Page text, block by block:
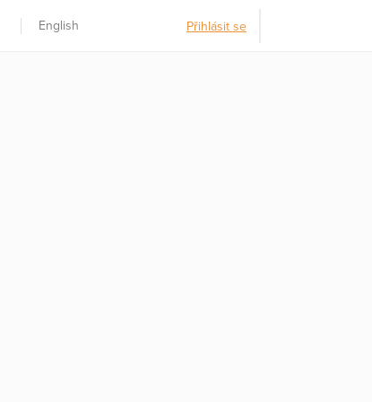
English Přihlásit se